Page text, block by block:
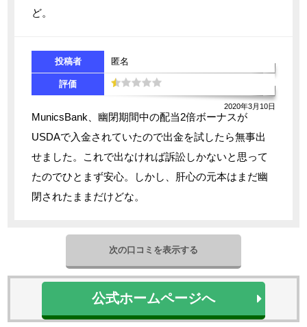
ど。
投稿者 匿名
評価
2020年3月10日
MunicsBank、幽閉期間中の配当2倍ボーナスが
USDAで入金されていたので出金を試したら無事出
せました。これで出なければ訴訟しかないと思って
たのでひとまず安心。しかし、肝心の元本はまだ幽
閉されたままだけどな。
次の口コミを表示する
公式ホームページへ